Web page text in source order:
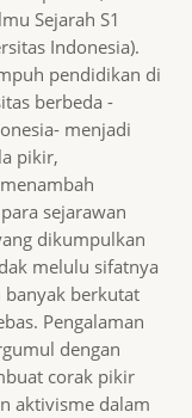
Sejarah S1
Indonesia).
pendidikan di
berbeda -
menjadi
pikir,
sejarawan
dikumpulkan
melulu sifatnya
berkutat
Pengalaman
dengan
corak pikir
aktivisme dalam